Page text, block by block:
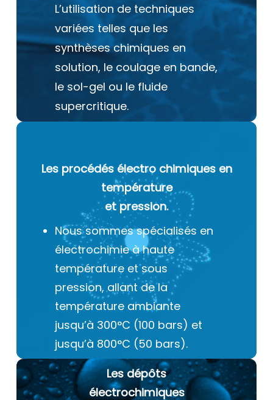
L’utilisation de techniques
variées telles que les
synthèses chimiques en
solution, le coulage en bande,
le sol-gel ou le fluide
supercritique.
Les procédés électro chimiques en
température
et pression.
Nous sommes spécialisés en
électrochimie à haute
température et sous
pression, allant de la
température ambiante
jusqu’à 300°C (100 bars) et
jusqu’à 800°C (50 bars).
Les dépôts
électrochimiques